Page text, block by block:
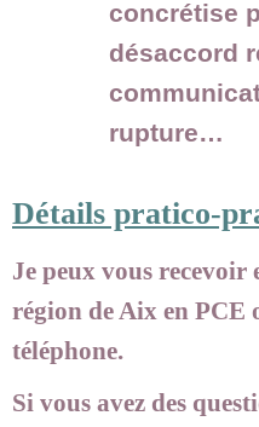
concrétise
désaccord
rupture…
Détails pratico-
Je peux vous recevoir
région de Aix en PCE
téléphone.
Si vous avez des